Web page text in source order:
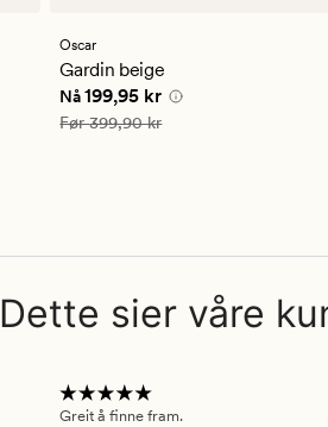
en
gjennomsnittlig
vurdering
på
4.5
Oscar
Gardin beige
Nåværende pris
Nå 199,95 kr
Vanlig pris 399,90 kr
Før399,90 kr
Dette sier våre
Greit å finne fram.